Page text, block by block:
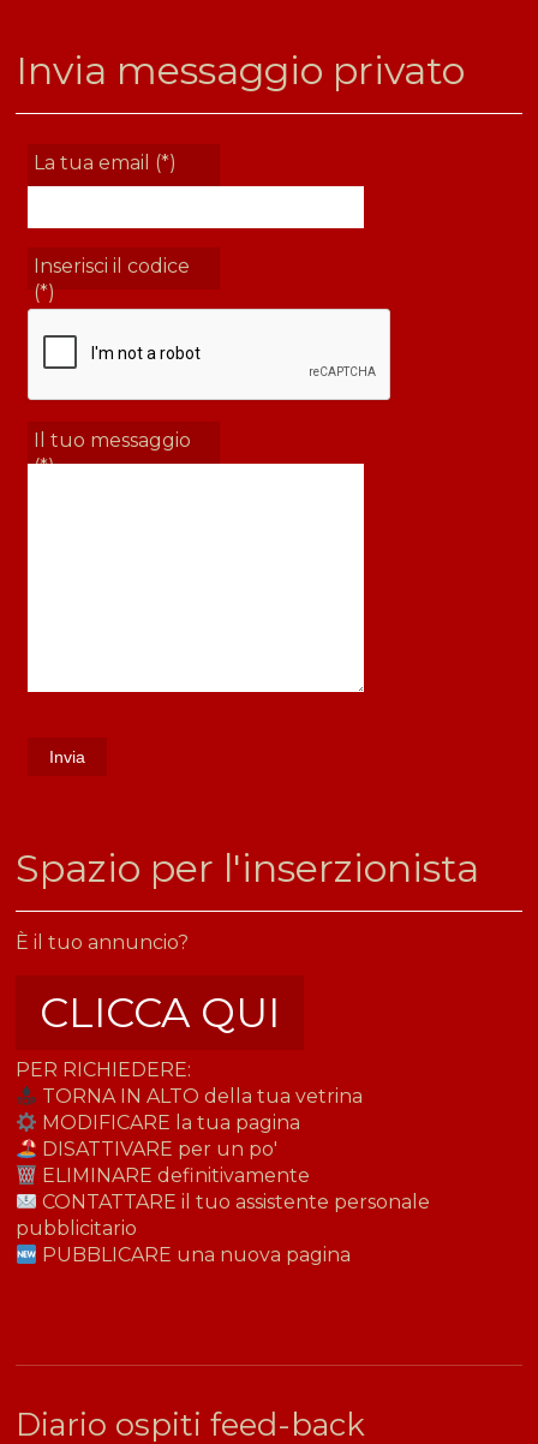
Invia messaggio privato
La tua email (*)
Inserisci il codice
(*)
Il tuo messaggio
(*)
​Spazio per l'inserzionista
È il tuo annuncio?
CLICCA QUI
PER RICHIEDERE:
TORNA IN ALTO della tua vetrina
MODIFICARE la tua pagina
DISATTIVARE per un po'
ELIMINARE definitivamente
CONTATTARE il tuo assistente personale
pubblicitario
PUBBLICARE una nuova pagina
Diario ospiti feed-back